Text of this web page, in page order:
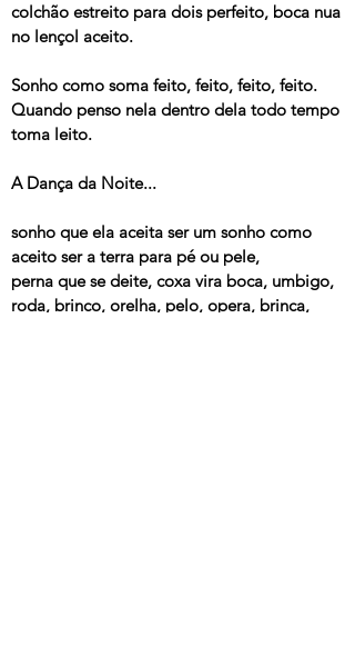
colchão estreito para dois perfeito, boca nua
no lençol aceito.
Sonho como soma feito, feito, feito, feito.
Quando penso nela dentro dela todo tempo
toma leito.
A Dança da Noite...
sonho que ela aceita ser um sonho como
aceito ser a terra para pé ou pele,
perna que se deite, coxa vira boca, umbigo,
roda, brinco, orelha, pelo, opera, brinca,